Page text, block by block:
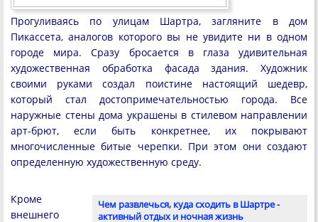
Прогуливаясь по улицам Шартра, загляните в дом
Пикассета, аналогов которого вы не увидите ни в одном
городе мира. Сразу бросается в глаза удивительная
художественная обработка фасада здания. Художник
своими руками создал поистине настоящий шедевр,
который стал достопримечательностью города. Все
наружные стены дома украшены в стилевом направлении
арт-брют, если быть конкретнее, их покрывают
многочисленные битые черепки. При этом они создают
определенную художественную среду.
Чем развлечься, куда сходить в Шартре -
активный отдых и ночная жизнь
Кроме
внешнего